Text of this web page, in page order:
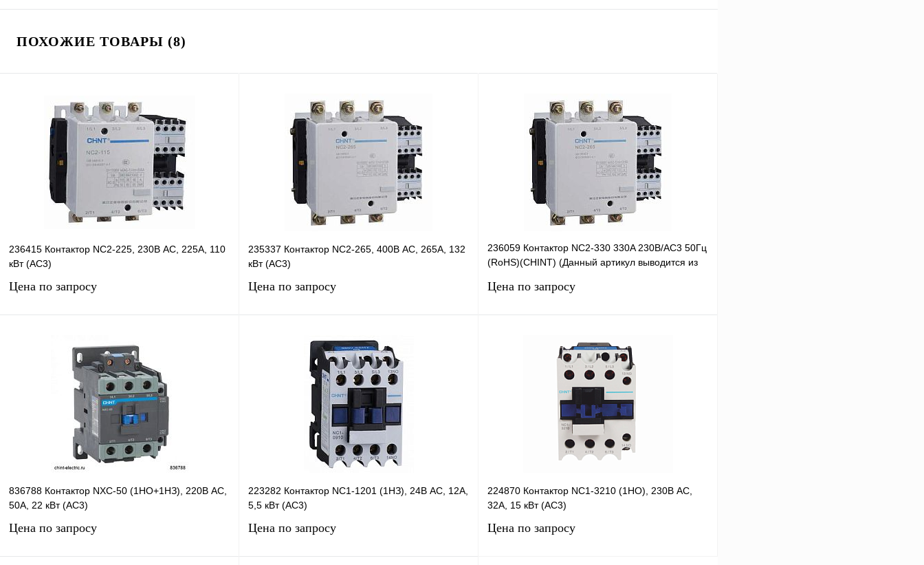
ПОХОЖИЕ ТОВАРЫ (8)
236415 Контактор NC2-225, 230В AC, 225А, 110
кВт (AC3)
Цена по запросу
Запросить цену
Купить в 1 клик Сравнение
наличии
235337 Контактор NC2-265, 400В AC, 265А, 132
кВт (AC3)
Цена по запросу
Запросить цену
Купить в 1 клик Сравнение
наличии
236059 Контактор NC2-330 330A 230В/АС3 50Гц
(RoHS)(CHINT) (Данный артикул выводится из
Цена по запросу
Запросить цену
Сравнение
наличии
836788 Контактор NXC-50 (1НО+1НЗ), 220В AC,
50А, 22 кВт (AC3)
Цена по запросу
223282 Контактор NC1-1201 (1НЗ), 24В AC, 12А,
5,5 кВт (AC3)
Цена по запросу
224870 Контактор NC1-3210 (1НО), 230В AC,
32А, 15 кВт (AC3)
Цена по запросу